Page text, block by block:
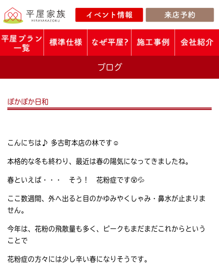
ブログ
ぽかぽか日和
こんにちは♪ 多古町本店の林です☺
本格的な冬も終わり、最近は春の陽気になってきましたね。
春といえば・・・ そう！ 花粉症です😵💦
ここ数週間、外へ出ると目のかゆみやくしゃみ・鼻水が止まりま
せん。
今年は、花粉の飛散量も多く、ピークもまだまだこれからという
ことで
花粉症の方々には少し辛い春になりそうです。